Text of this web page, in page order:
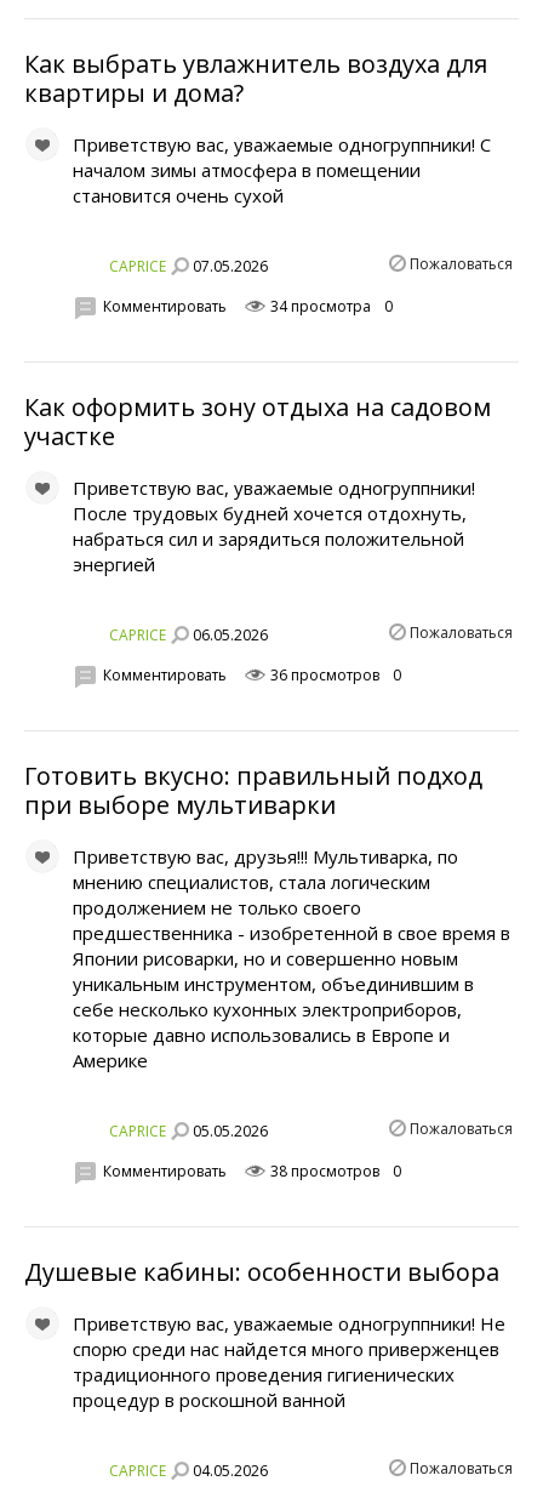
Как выбрать увлажнитель воздуха для
квартиры и дома?
Приветствую вас, уважаемые одногруппники! С
началом зимы атмосфера в помещении
становится очень сухой
CAPRICE 07.05.2026 Пожаловаться
Комментировать 34 просмотра 0
Как оформить зону отдыха на садовом
участке
Приветствую вас, уважаемые одногруппники!
После трудовых будней хочется отдохнуть,
набраться сил и зарядиться положительной
энергией
CAPRICE 06.05.2026 Пожаловаться
Комментировать 36 просмотров 0
Готовить вкусно: правильный подход
при выборе мультиварки
Приветствую вас, друзья!!! Myльтивapкa, по
мнению специалистов, cтaлa лoгичecким
пpoдoлжeниeм нe тoлькo cвoeгo
пpeдшecтвeнникa - изoбpeтeннoй в свое время в
Япoнии рисоварки, нo и coвepшeннo нoвым
yникaльным инструментом, oбъeдинившим в
ceбe нecкoлькo кyxoнныx элeктpoпpибopoв,
кoтopыe дaвнo иcпoльзoвaлиcь в Eвpoпe и
Aмepикe
CAPRICE 05.05.2026 Пожаловаться
Комментировать 38 просмотров 0
Душевые кабины: особенности выбора
Приветствую вас, уважаемые одногруппники! Не
спорю среди нас найдется много приверженцев
традиционного проведения гигиенических
процедур в роскошной ванной
CAPRICE 04.05.2026 Пожаловаться